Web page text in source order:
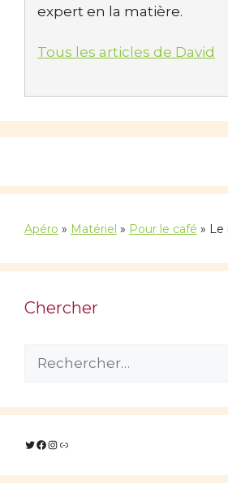
expert en la matière.
Tous les articles de David
Apéro » Matériel » Pour le café » Le
Chercher
Twitter
Facebook
Instagram
Lien